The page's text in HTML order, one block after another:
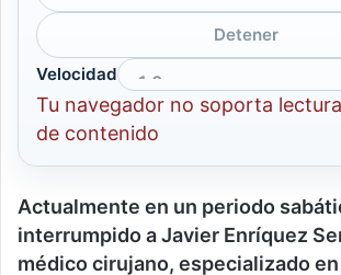
Detener
Velocidad
Tu navegador no soporta
de contenido
Actualmente en un periodo
interrumpido a Javier Enríquez
médico cirujano, especializado en